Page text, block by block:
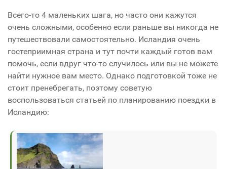
Всего-то 4 маленьких шага, но часто они кажутся
очень сложными, особенно если раньше вы никогда не
путешествовали самостоятельно. Исландия очень
гостеприимная страна и тут почти каждый готов вам
помочь, если вдруг что-то случилось или вы не можете
найти нужное вам место. Однако подготовкой тоже не
стоит пренебрегать, поэтому советую
воспользоваться статьей по планированию поездки в
Исландию: